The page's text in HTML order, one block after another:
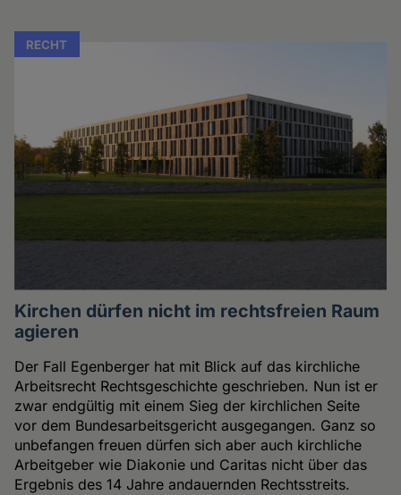
RECHT
Kirchen dürfen nicht im rechtsfreien Raum
agieren
Der Fall Egenberger hat mit Blick auf das kirchliche
Arbeitsrecht Rechtsgeschichte geschrieben. Nun ist er
zwar endgültig mit einem Sieg der kirchlichen Seite
vor dem Bundesarbeitsgericht ausgegangen. Ganz so
unbefangen freuen dürfen sich aber auch kirchliche
Arbeitgeber wie Diakonie und Caritas nicht über das
Ergebnis des 14 Jahre andauernden Rechtsstreits.